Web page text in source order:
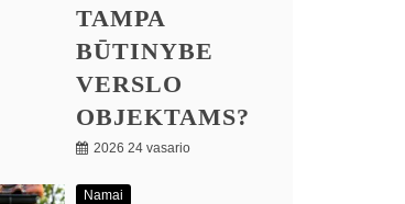
TAMPA
BŪTINYBE
VERSLO
OBJEKTAMS?
2026 24 vasario
Namai